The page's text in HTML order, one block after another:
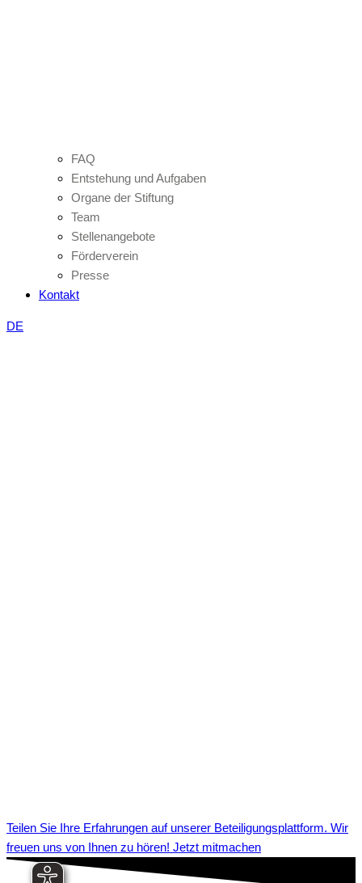
FAQ
Entstehung und Aufgaben
Organe der Stiftung
Team
Stellenangebote
Förderverein
Presse
Kontakt
DE
Teilen Sie Ihre Erfahrungen auf unserer Beteiligungsplattform. Wir
freuen uns von Ihnen zu hören! Jetzt mitmachen